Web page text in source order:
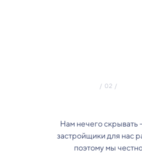
Нам нечего скрывать
застройщики для нас
поэтому мы